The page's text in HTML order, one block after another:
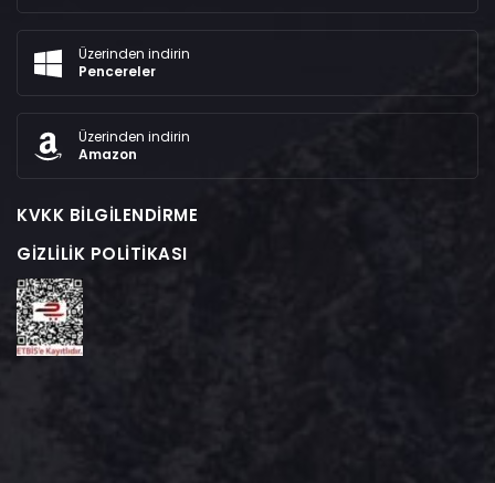
Üzerinden indirin
Pencereler
Üzerinden indirin
Amazon
KVKK BILGILENDIRME
GIZLILIK POLITIKASI